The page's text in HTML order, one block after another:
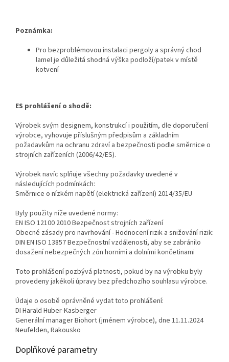
Poznámka:
Pro bezproblémovou instalaci pergoly a správný chod
lamel je důležitá shodná výška podloží/patek v místě
kotvení
ES prohlášení o shodě:
Výrobek svým designem, konstrukcí i použitím, dle doporučení
výrobce, vyhovuje příslušným předpisům a základním
požadavkům na ochranu zdraví a bezpečnosti podle směrnice o
strojních zařízeních (2006/42/ES).
Výrobek navíc splňuje všechny požadavky uvedené v
následujících podmínkách:
Směrnice o nízkém napětí (elektrická zařízení) 2014/35/EU
Byly použity níže uvedené normy:
EN ISO 12100 2010 Bezpečnost strojních zařízení
Obecné zásady pro navrhování - Hodnocení rizik a snižování rizik:
DIN EN ISO 13857 Bezpečnostní vzdálenosti, aby se zabránilo
dosažení nebezpečných zón horními a dolními končetinami
Toto prohlášení pozbývá platnosti, pokud by na výrobku byly
provedeny jakékoli úpravy bez předchozího souhlasu výrobce.
Údaje o osobě oprávněné vydat toto prohlášení:
DI Harald Huber-Kasberger
Generální manager Biohort (jménem výrobce), dne 11.11.2024
Neufelden, Rakousko
Doplňkové parametry